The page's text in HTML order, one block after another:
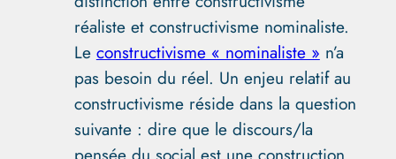
réaliste et constructivisme nominaliste.
Le constructivisme « nominaliste » n’a
pas besoin du réel. Un enjeu relatif au
constructivisme réside dans la question
suivante : dire que le discours/la